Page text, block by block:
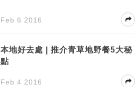
Feb 6 2016
本地好去處 | 推介青草地野餐5大秘
點
Feb 4 2016